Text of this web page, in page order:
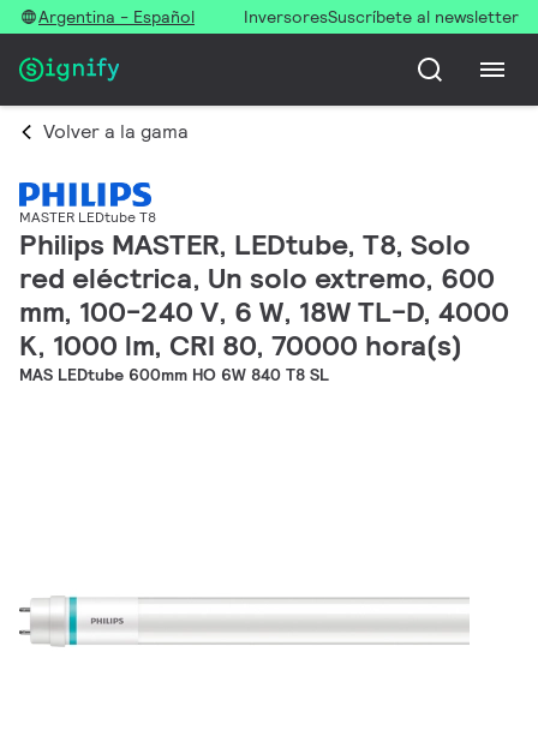
Argentina - Español InversoresSuscríbete al newsletter
Volver a la gama
MASTER LEDtube T8
Philips MASTER, LEDtube, T8, Solo
red eléctrica, Un solo extremo, 600
mm, 100-240 V, 6 W, 18W TL-D, 4000
K, 1000 lm, CRI 80, 70000 hora(s)
MAS LEDtube 600mm HO 6W 840 T8 SL